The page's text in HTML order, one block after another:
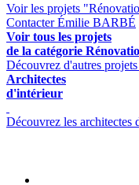
Voir les projets
Contacter Émilie BARBÉ
Voir tous les projets
de la catégorie
Découvrez d'autres
Architectes
d'intérieur
Découvrez les architectes